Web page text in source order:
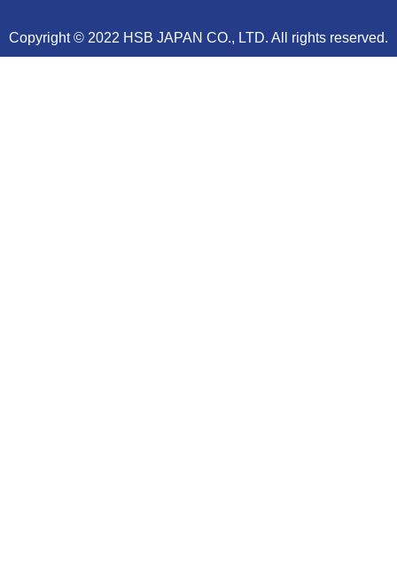
Copyright © 2022 HSB JAPAN CO., LTD. All rights reserved.